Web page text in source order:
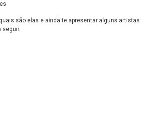
são elas e ainda te apresentar alguns artistas
seguir.